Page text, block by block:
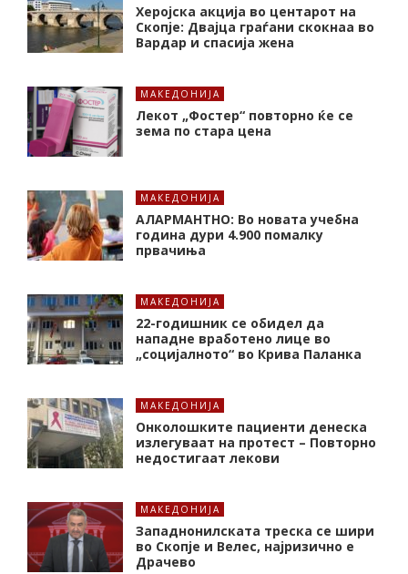
Херојска акција во центарот на
Скопје: Двајца граѓани скокнаа во
Вардар и спасија жена
МАКЕДОНИЈА
Лекот „Фостер“ повторно ќе се
зема по стара цена
МАКЕДОНИЈА
АЛАРМАНТНО: Во новата учебна
година дури 4.900 помалку
првачиња
МАКЕДОНИЈА
22-годишник се обидел да
нападне вработено лице во
„социјалното“ во Крива Паланка
МАКЕДОНИЈА
Онколошките пациенти денеска
излегуваат на протест – Повторно
недостигаат лекови
МАКЕДОНИЈА
Западнонилската треска се шири
во Скопје и Велес, најризично е
Драчево